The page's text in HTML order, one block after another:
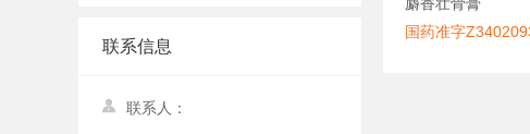
国药准字
联系信息
联系人：